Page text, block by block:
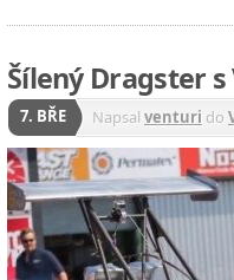
Šílený Dragster s
7. BŘE Napsal venturi do